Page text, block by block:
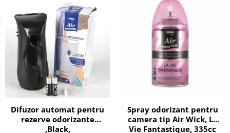
Accesorii pentru telefoane
Articole HoReCa
Solutii profesionale pentru
curatenie si intretinere
Solutii si detergenti industriali
Concentralia Profesional
Dispensere prosoape pliate de
maini si consumabile
Dispensere role prosop hartie si
consumabile
Difuzor automat pentru
rezerve odorizante
,Black,
Spray odorizant pentru
camera tip Air Wick, La
Vie Fantastique, 335cc